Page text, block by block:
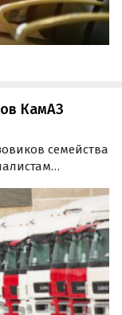
КамАЗ
семейства